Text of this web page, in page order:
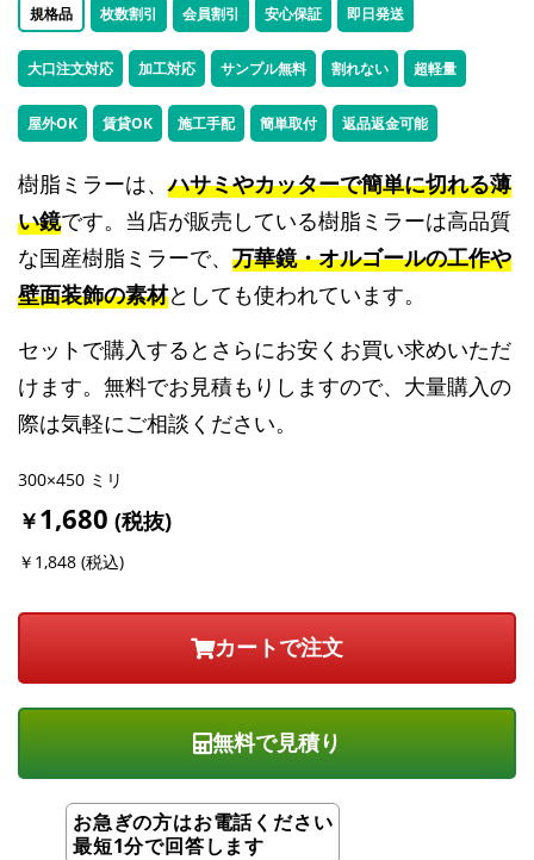
規格品 枚数割引 会員割引 安心保証 即日発送
大口注文対応 加工対応 サンプル無料 割れない 超軽量
屋外OK 賃貸OK 施工手配 簡単取付 返品返金可能
樹脂ミラーは、ハサミやカッターで簡単に切れる薄
い鏡です。当店が販売している樹脂ミラーは高品質
な国産樹脂ミラーで、 万華鏡・オルゴールの工作や
壁面装飾の素材としても使われています。
セットで購入するとさらにお安くお買い求めいただ
けます。無料でお見積もりしますので、大量購入の
際は気軽にご相談ください。
300×450 ミリ
￥1,680 (税抜)
￥1,848 (税込)
無料で見積り
お急ぎの方はお電話ください
最短1分で回答します